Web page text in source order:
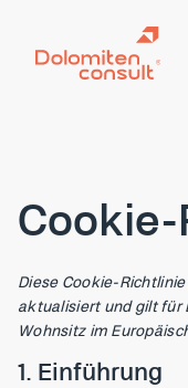
Diese Cookie-
aktualisiert und gilt für
Wohnsitz im
1. Einführung